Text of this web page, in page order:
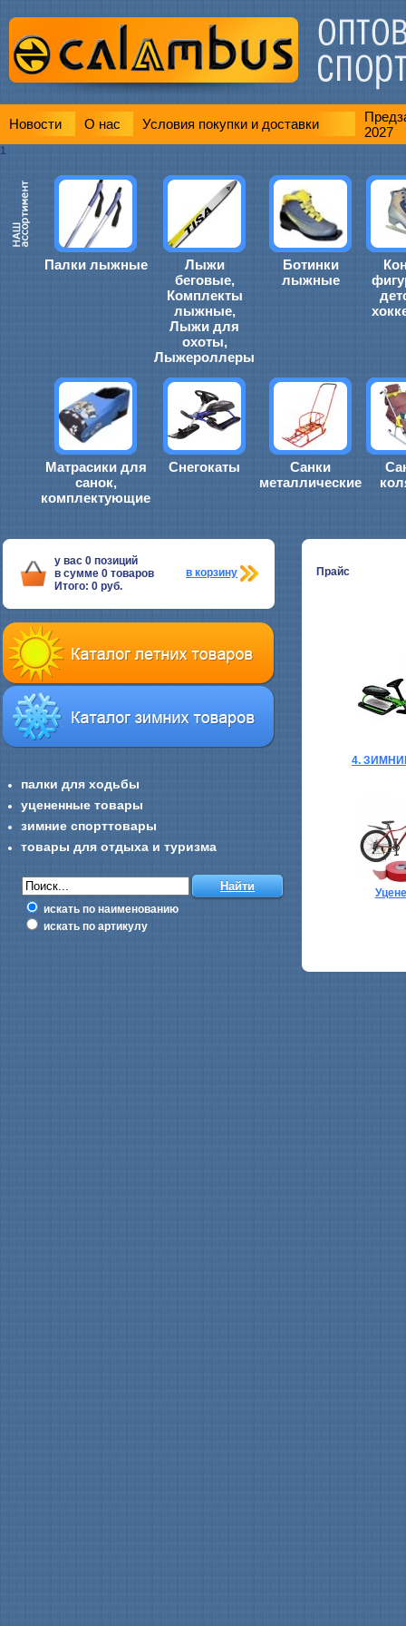
Новости О нас Условия покупки и доставки
2027
1
Палки лыжные
Лыжи
беговые,
Комплекты
лыжные,
Лыжи для
охоты,
Лыжероллеры
Ботинки
лыжные
Матрасики для
санок,
комплектующие
Снегокаты
Санки
металлические
у вас 0 позиций
в сумме 0 товаров
Итого: 0 руб.
в корзину
палки для ходьбы
уцененные товары
зимние спорттовары
товары для отдыха и туризма
искать по наименованию
искать по артикулу
Прайс
4.